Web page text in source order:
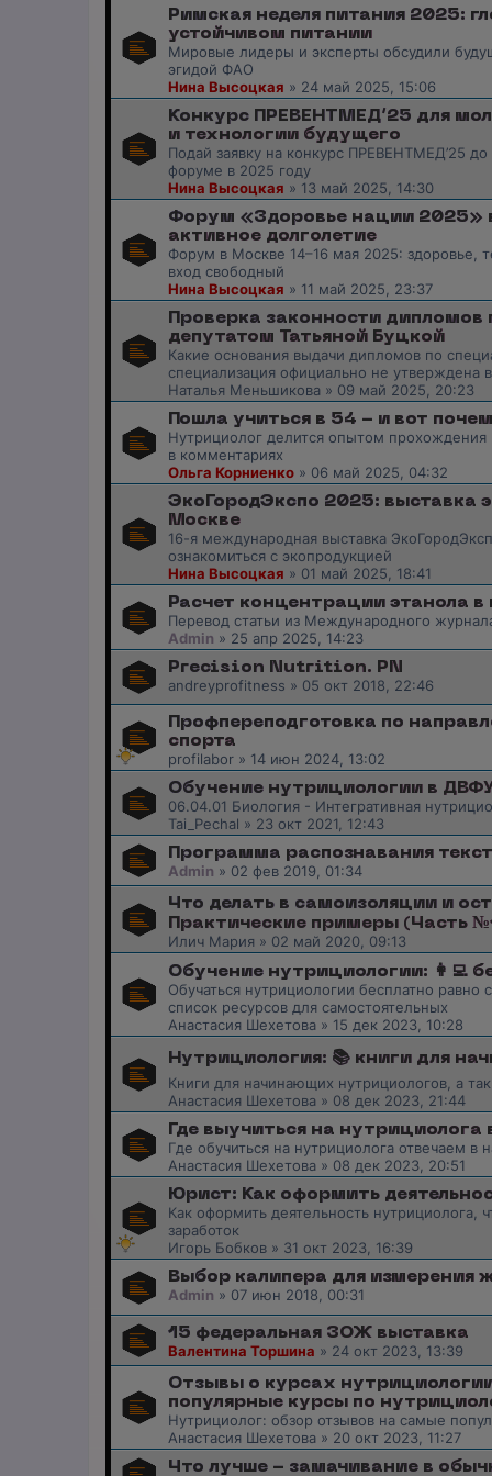
Римская неделя питания 2025:
устойчивом питании
Мировые лидеры и эксперты обсудили
эгидой ФАО
Нина Высоцкая » 24 май 2025, 15:06
Конкурс ПРЕВЕНТМЕД’25 для
и технологии будущего
Подай заявку на конкурс ПРЕВЕНТМЕД’25
форуме в 2025 году
Нина Высоцкая » 13 май 2025, 14:30
Форум «Здоровье нации 2025»
активное долголетие
Форум в Москве 14–16 мая 2025: здоровье,
вход свободный
Нина Высоцкая » 11 май 2025, 23:37
Проверка законности
депутатом Татьяной Буцкой
Какие основания выдачи дипломов по
специализация официально не утверждена
Наталья Меньшикова » 09 май 2025, 20:23
Пошла учиться в 54 - и вот
Нутрициолог делится опытом
в комментариях
Ольга Корниенко » 06 май 2025, 04:32
ЭкоГородЭкспо 2025: выставка
Москве
16-я международная выставка
ознакомиться с экопродукцией
Нина Высоцкая » 01 май 2025, 18:41
Расчет концентрации этанола
Перевод статьи из Международного
Admin » 25 апр 2025, 14:23
Precision Nutrition. PN
andreyprofitness » 05 окт 2018, 22:46
Профпереподготовка по
спорта
profilabor » 14 июн 2024, 13:02
Обучение нутрициологии в
06.04.01 Биология - Интегративная
Tai_Pechal » 23 окт 2021, 12:43
Программа распознавания
Admin » 02 фев 2019, 01:34
Что делать в самоизоляции и
Практические примеры (Часть
Илич Мария » 02 май 2020, 09:13
Обучение нутрициологии: 👩‍💻
Обучаться нутрициологии бесплатно
список ресурсов для самостоятельных
Анастасия Шехетова » 15 дек 2023, 10:28
Нутрициология: 📚 книги для
Книги для начинающих нутрициологов, а
Анастасия Шехетова » 08 дек 2023, 21:44
Где выучиться на нутрициолога
Где обучиться на нутрициолога отвечаем в
Анастасия Шехетова » 08 дек 2023, 20:51
Юрист: Как оформить
Как оформить деятельность нутрициолога,
заработок
Игорь Бобков » 31 окт 2023, 16:39
Выбор калипера для измерения
Admin » 07 июн 2018, 00:31
15 федеральная ЗОЖ выставка
Валентина Торшина » 24 окт 2023, 13:39
Отзывы о курсах
популярные курсы по
Нутрициолог: обзор отзывов на самые
Анастасия Шехетова » 20 окт 2023, 11:27
Что лучше - замачивание в